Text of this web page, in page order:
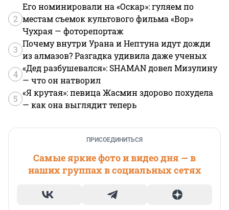
2
Его номинировали на «Оскар»: гуляем по
местам съемок культового фильма «Вор»
Чухрая — фоторепортаж
3
Почему внутри Урана и Нептуна идут дожди
из алмазов? Разгадка удивила даже ученых
4
«Дед разбушевался»: SHAMAN довел Мизулину
— что он натворил
5
«Я крутая»: певица Жасмин здорово похудела
— как она выглядит теперь
ПРИСОЕДИНИТЬСЯ
Самые яркие фото и видео дня — в
наших группах в социальных сетях